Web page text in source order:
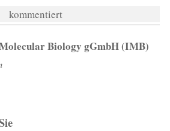
kommentiert
Biology gGmbH (IMB)